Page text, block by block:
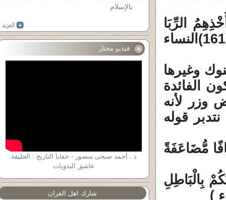
الرِّبَا
النساء
وغيرها
الفائدة
وزر لأنه
قوله
مُّضَاعَفَةً
بِالْبَاطِلِ
بالإسلام
فيديو مختار
د . أحمد صبحى منصور - خفايا التاريخ : الخليفة
عاشق البدويات
شارك اهل القران